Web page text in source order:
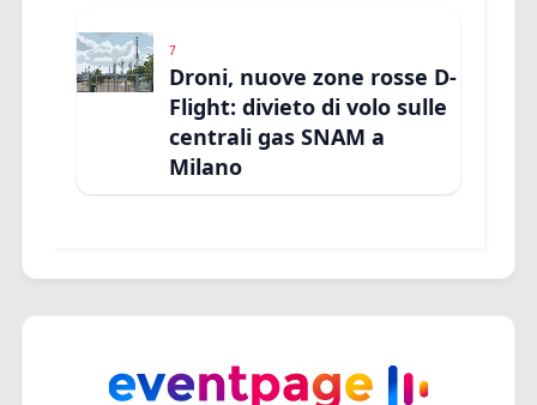
7
Droni, nuove zone rosse D-
Flight: divieto di volo sulle
centrali gas SNAM a
Milano